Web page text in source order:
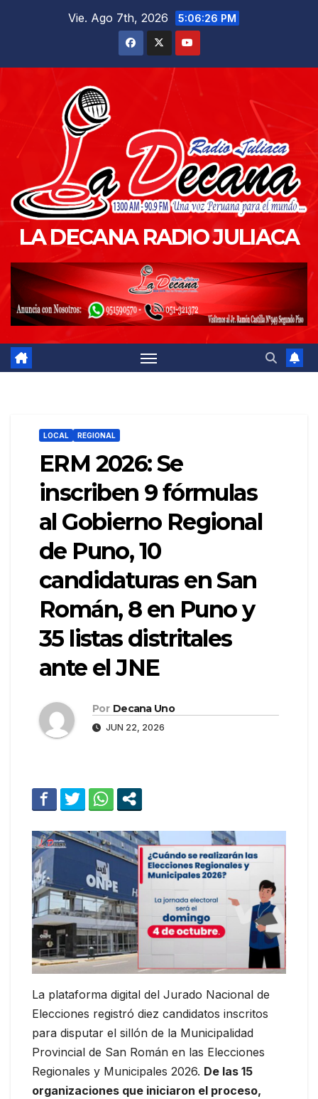
Vie. Ago 7th, 2026 5:06:28 PM
LA DECANA RADIO JULIACA
LOCAL REGIONAL
ERM 2026: Se
inscriben 9 fórmulas
al Gobierno Regional
de Puno, 10
candidaturas en San
Román, 8 en Puno y
35 listas distritales
ante el JNE
Por Decana Uno
JUN 22, 2026
La plataforma digital del Jurado Nacional de
Elecciones registró diez candidatos inscritos
para disputar el sillón de la Municipalidad
Provincial de San Román en las Elecciones
Regionales y Municipales 2026. De las 15
organizaciones que iniciaron el proceso,